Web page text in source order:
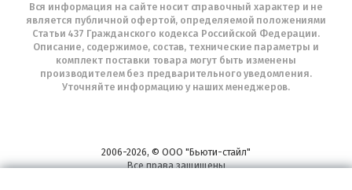
Вся информация на сайте носит справочный характер и не
является публичной офертой, определяемой положениями
Статьи 437 Гражданского кодекса Российской Федерации.
Описание, содержимое, состав, технические параметры и
комплект поставки товара могут быть изменены
производителем без предварительного уведомления.
Уточняйте информацию у наших менеджеров.
2006-2026, © ООО "Бьюти-стайл"
Все права защищены